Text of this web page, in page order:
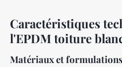
Caractéristiques
l'EPDM toiture
Matériaux et formulations